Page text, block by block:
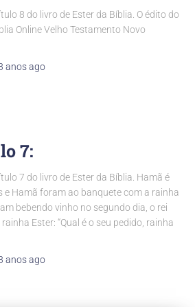
8 do livro de Ester da Bíblia. O édito do
Online Velho Testamento Novo
anosago
7:
7 do livro de Ester da Bíblia. Hamã é
e Hamã foram ao banquete com a rainha
bebendo vinho no segundo dia, o rei
Ester: “Qual é o seu pedido, rainha
anosago